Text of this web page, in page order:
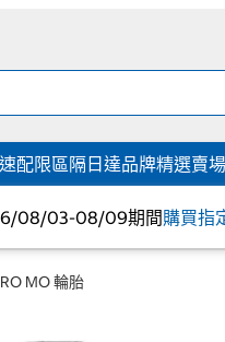
速配限區隔日達品牌精選賣
08/03-08/09期間購買指
MO 輪胎